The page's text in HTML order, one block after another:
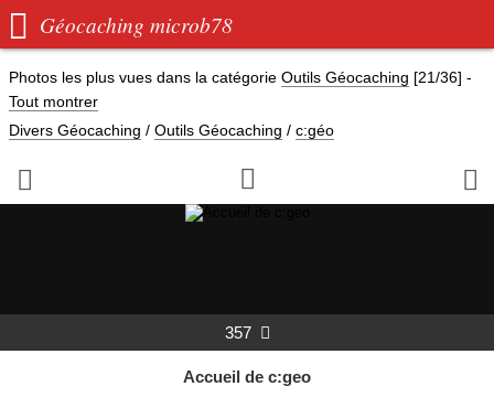
 Géocaching microb78
Photos les plus vues dans la catégorie Outils Géocaching [21/36] -
Tout montrer
Divers Géocaching / Outils Géocaching / c:géo
  
357 
Accueil de c:geo